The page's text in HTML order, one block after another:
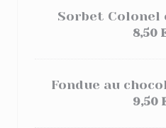
Sorbet
8,50
Fondue au
9,50